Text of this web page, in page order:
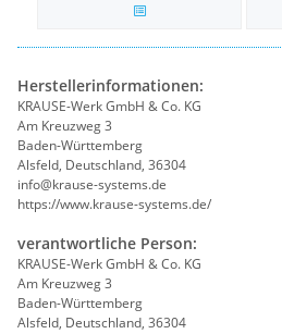
Herstellerinformationen:
KRAUSE-Werk GmbH & Co. KG
Am Kreuzweg 3
Baden-Württemberg
Alsfeld, Deutschland, 36304
info@krause-systems.de
https://www.krause-systems.de/
verantwortliche Person:
KRAUSE-Werk GmbH & Co. KG
Am Kreuzweg 3
Baden-Württemberg
Alsfeld, Deutschland, 36304